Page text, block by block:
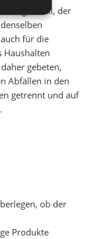
der
für die
Haushalten
gebeten,
Abfällen in den
getrennt und auf
ob der
Produkte